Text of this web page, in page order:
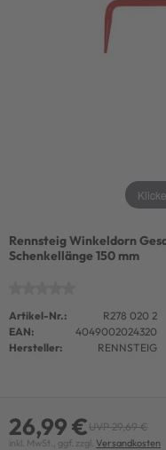
Rennsteig Winkeldorn
Schenkellänge 150 mm
Artikel-Nr.:
R278 020 2
EAN:
4049002024320
Hersteller:
RENNSTEIG
26,99 €UVP 29,69 €
inkl. MwSt., ggf. zzgl. Versandkosten